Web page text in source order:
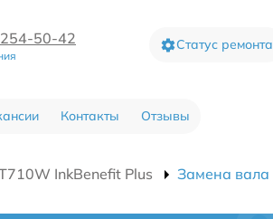
50-42 Статус ремонта
Контакты Отзывы
InkBenefit Plus Замена вала